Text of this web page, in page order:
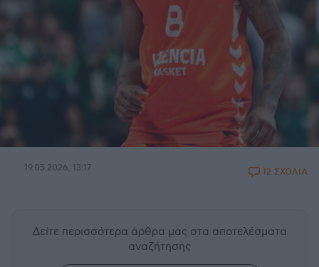
19.05.2026, 13:17 12 ΣΧΟΛΙΑ
Δείτε περισσότερα άρθρα μας στα αποτελέσματα
αναζήτησης